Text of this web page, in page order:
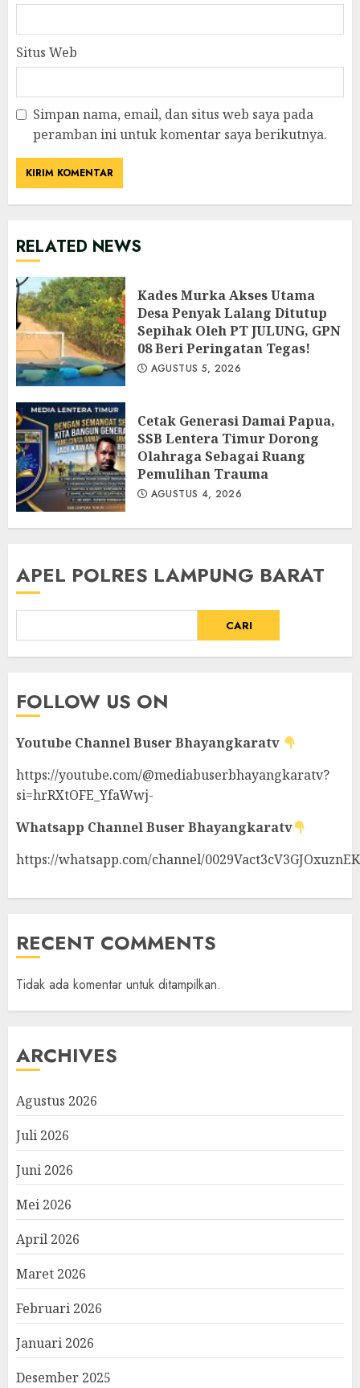
Situs Web
Simpan nama, email, dan situs web saya pada
peramban ini untuk komentar saya berikutnya.
RELATED NEWS
Kades Murka Akses Utama
Desa Penyak Lalang Ditutup
Sepihak Oleh PT JULUNG, GPN
08 Beri Peringatan Tegas!
AGUSTUS 5, 2026
Cetak Generasi Damai Papua,
SSB Lentera Timur Dorong
Olahraga Sebagai Ruang
Pemulihan Trauma
AGUSTUS 4, 2026
APEL POLRES LAMPUNG BARAT
CARI
FOLLOW US ON
Youtube ChannelBuser Bhayangkaratv
https://youtube.com/@mediabuserbhayangkaratv?
si=hrRXtOFE_YfaWwj-
Whatsapp ChannelBuser Bhayangkaratv
https://whatsapp.com/channel/
RECENT COMMENTS
Tidak ada komentar untuk ditampilkan.
ARCHIVES
Agustus 2026
Juli 2026
Juni 2026
Mei 2026
April 2026
Maret 2026
Februari 2026
Januari 2026
Desember 2025